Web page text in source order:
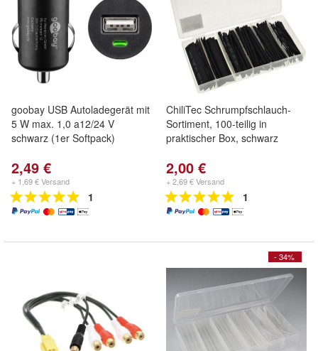
goobay USB Autoladegerät mit
5 W max. 1,0 a12/24 V
schwarz (1er Softpack)
2,49 €
+ 1,69 € Versand
1
ChiliTec Schrumpfschlauch-
Sortiment, 100-teilig in
praktischer Box, schwarz
2,00 €
+ 2,69 € Versand
1
- 34%